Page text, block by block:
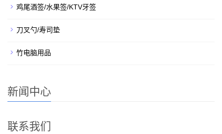
鸡尾酒签/水果签/KTV牙签
刀叉勺/寿司垫
竹电脑用品
新闻中心
联系我们